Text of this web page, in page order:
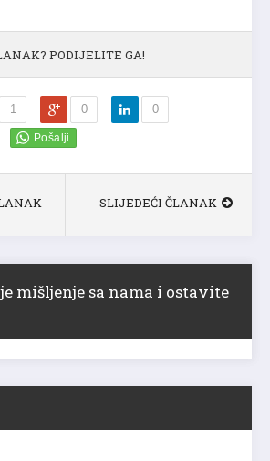
PODIJELITE GA!
1 0 0
SLIJEDEĆI ČLANAK
mišljenje sa nama i ostavite